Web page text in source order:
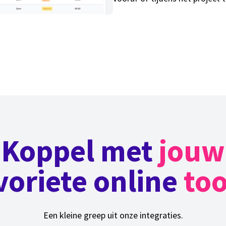
Koppel met jouw
online
Een kleine greep uit onze integraties.